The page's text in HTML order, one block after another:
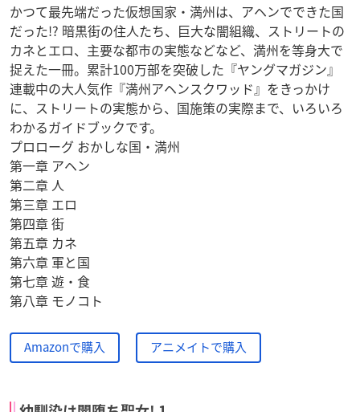
かつて最先端だった仮想国家・満州は、アヘンでできた国
だった!? 暗黒街の住人たち、巨大な闇組織、ストリートの
カネとエロ、主要な都市の実態などなど、満州を等身大で
捉えた一冊。累計100万部を突破した『ヤングマガジン』
連載中の大人気作『満州アヘンスクワッド』をきっかけ
に、ストリートの実態から、国施策の実際まで、いろいろ
わかるガイドブックです。
プロローグ おかしな国・満州
第一章 アヘン
第二章 人
第三章 エロ
第四章 街
第五章 カネ
第六章 軍と国
第七章 遊・食
第八章 モノコト
Amazonで購入 アニメイトで購入